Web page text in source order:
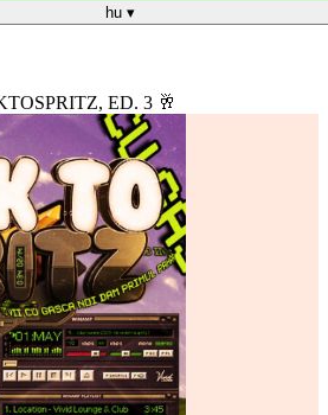
hu ▾
ED. 3 🥂